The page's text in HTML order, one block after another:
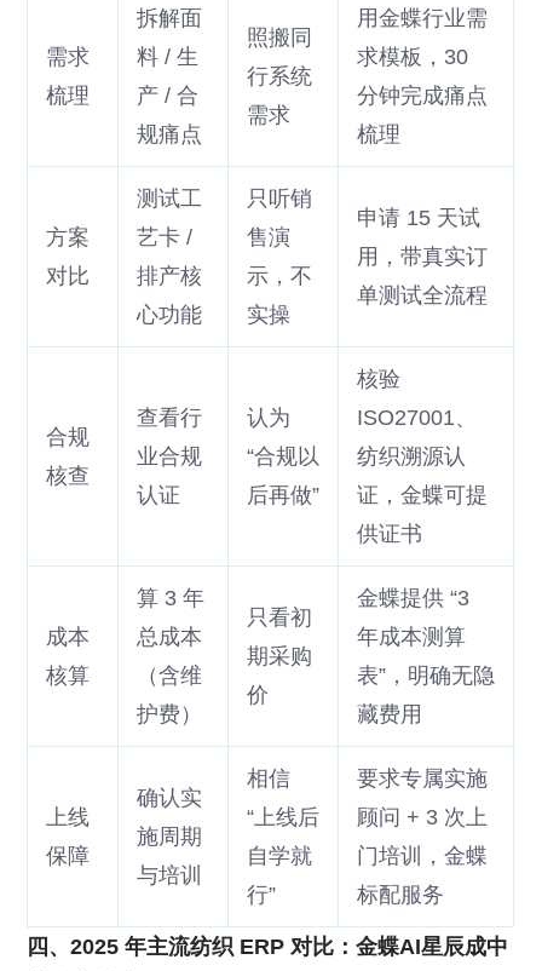
需求
梳理
拆解面
料 / 生
产 / 合
规痛点
照搬同
行系统
需求
用金蝶行业需
求模板，30
分钟完成痛点
梳理
方案
对比
测试工
艺卡 /
排产核
心功能
只听销
售演
示，不
实操
申请 15 天试
用，带真实订
单测试全流程
合规
核查
查看行
业合规
认证
认为
“合规以
后再做”
核验
ISO27001、
纺织溯源认
证，金蝶可提
供证书
成本
核算
算 3 年
总成本
（含维
护费）
只看初
期采购
价
金蝶提供 “3
年成本测算
表”，明确无隐
藏费用
上线
保障
确认实
施周期
与培训
相信
“上线后
自学就
行”
要求专属实施
顾问 + 3 次上
门培训，金蝶
标配服务
四、2025 年主流纺织 ERP 对比：金蝶AI星辰成中